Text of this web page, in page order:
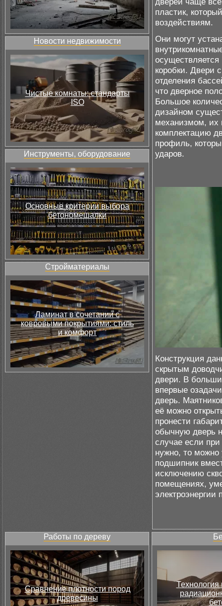
Новости недвижимости
Чистые комнаты: стандарты
ISO
Инструменты, оборудование
Основные критерии выбора
бетономешалки
Стройматериалы
Ламинат в сочетании с
ковровыми покрытиями: стиль
и комфорт
пластик,
воздействиям.
Они могут
коробки. Двери
отделения
что дверное
Большое
дизайном
механизмом, их
комплектацию
профиль,
ударов.
Конструкция
скрытым
двери. В
впервые
дверь.
её можно
пронести
обычную дверь
случае если при
нужно, то можно
подшипник
исключению
помещениях,
электроэнергии
Работы по дереву
Сравнение плотности пород
древесины
Технология